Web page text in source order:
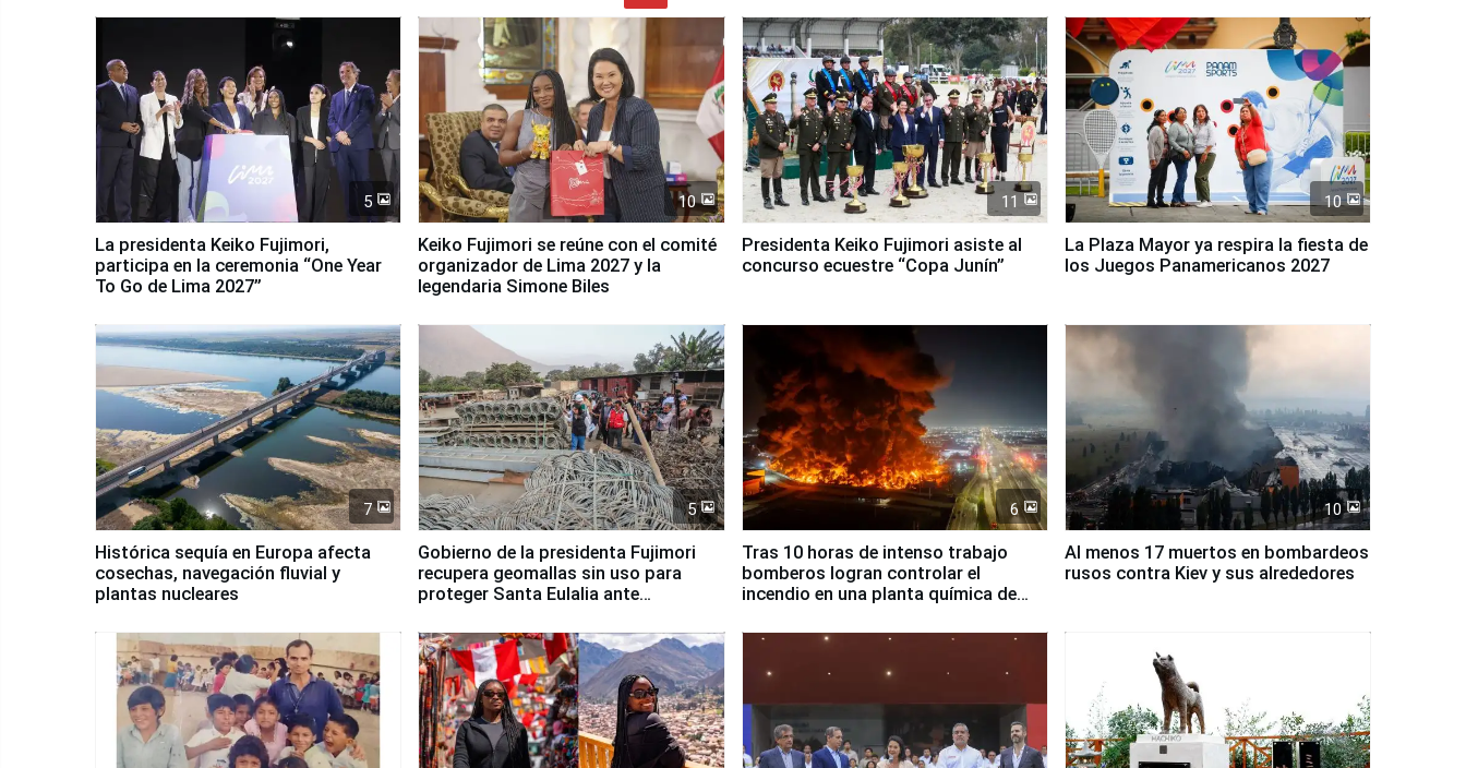
5
La presidenta Keiko Fujimori,
participa en la ceremonia “One Year
To Go de Lima 2027”
10
Keiko Fujimori se reúne con el comité
organizador de Lima 2027 y la
legendaria Simone Biles
11
Presidenta Keiko Fujimori asiste al
concurso ecuestre “Copa Junín”
10
La Plaza Mayor ya respira la fiesta de
los Juegos Panamericanos 2027
7
Histórica sequía en Europa afecta
cosechas, navegación fluvial y
plantas nucleares
5
Gobierno de la presidenta Fujimori
recupera geomallas sin uso para
proteger Santa Eulalia ante
6
Tras 10 horas de intenso trabajo
bomberos logran controlar el
incendio en una planta química de
10
Al menos 17 muertos en bombardeos
rusos contra Kiev y sus alrededores